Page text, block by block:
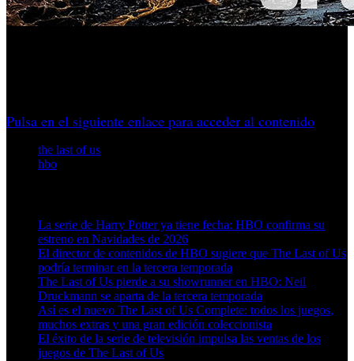
Pulsa en el siguiente enlace para acceder al contenido
the last of us
hbo
La serie de Harry Potter ya tiene fecha: HBO confirma su
estreno en Navidades de 2026
El director de contenidos de HBO sugiere que The Last of Us
podría terminar en la tercera temporada
The Last of Us pierde a su showrunner en HBO: Neil
Druckmann se aparta de la tercera temporada
Así es el nuevo The Last of Us Complete: todos los juegos,
muchos extras y una gran edición coleccionista
El éxito de la serie de televisión impulsa las ventas de los
juegos de The Last of Us